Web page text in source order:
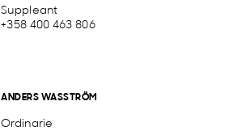
Suppleant
+358 400 463 806
ANDERS WASSTRÖM
Ordinarie